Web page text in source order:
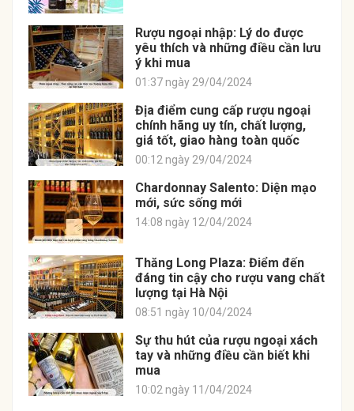
Rượu ngoại nhập: Lý do được
yêu thích và những điều cần lưu
ý khi mua
01:37 ngày 29/04/2024
Địa điểm cung cấp rượu ngoại
chính hãng uy tín, chất lượng,
giá tốt, giao hàng toàn quốc
00:12 ngày 29/04/2024
Chardonnay Salento: Diện mạo
mới, sức sống mới
14:08 ngày 12/04/2024
Thăng Long Plaza: Điểm đến
đáng tin cậy cho rượu vang chất
lượng tại Hà Nội
08:51 ngày 10/04/2024
Sự thu hút của rượu ngoại xách
tay và những điều cần biết khi
mua
10:02 ngày 11/04/2024